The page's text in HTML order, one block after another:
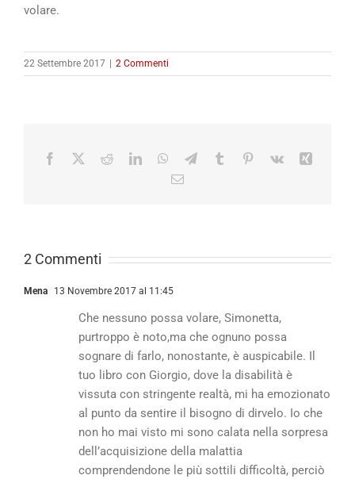
volare.
22 Settembre 2017 2 Commenti
Facebook RedditLinkedInWhatsApp
TelegramTumblr Pinterest
Vk
Xing
Email
2 Commenti
Mena 13 Novembre 2017 al 11:45
Che nessuno possa volare, Simonetta,
purtroppo è noto,ma che ognuno possa
sognare di farlo, nonostante, è auspicabile. Il
tuo libro con Giorgio, dove la disabilità è
vissuta con stringente realtà, mi ha emozionato
al punto da sentire il bisogno di dirvelo. Io che
non ho mai visto mi sono calata nella sorpresa
dell’acquisizione della malattia
comprendendone le più sottili difficoltà, perciò